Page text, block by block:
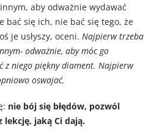
aby odważnie wydawać
bać się ich, nie bać się tego, że
je usłyszy, oceni. Najpierw trzeba
odważnie, aby móc go
z niego piękny diament. Najpierw
oswajać.
nie bój się błędów, pozwól
lekcję, jaką Ci dają.